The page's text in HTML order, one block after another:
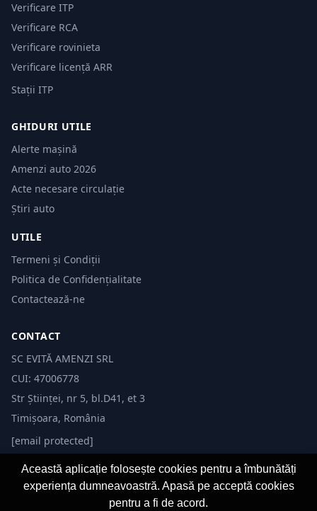
Verificare ITP
Verificare RCA
Verificare rovinieta
Verificare licență ARR
Stații ITP
GHIDURI UTILE
Alerte mașină
Amenzi auto 2026
Acte necesare circulație
Știri auto
UTILE
Termeni și Condiții
Politica de Confidențialitate
Contactează-ne
CONTACT
SC EVITĂ AMENZI SRL
CUI: 47006778
Str Științei, nr 5, bl.D41, et 3
Timișoara, România
[email protected]
Această aplicație folosește cookies pentru a îmbunătăți
experiența dumneavoastră. Apasă pe acceptă cookies
pentru a fi de acord.